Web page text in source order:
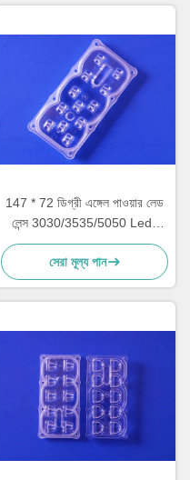
147 * 72 ডিগ্রী এঙ্গেল পাওয়ার লেড
লেন্স 3030/3535/5050 Leds
জন্য 10 + 2 LED লেন্স অ্যারে
সেরা মূল্য পান